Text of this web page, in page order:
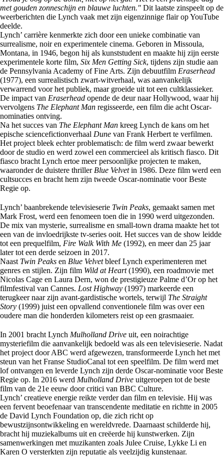
met gouden zonneschijn en blauwe luchten." Dit laatste zinspeelt op de
weerberichten die Lynch vaak met zijn eigenzinnige flair op YouTube
deelde.
Lynch’ carrière kenmerkte zich door een unieke combinatie van
surrealisme, noir en experimentele cinema. Geboren in Missoula,
Montana, in 1946, begon hij als kunststudent en maakte hij zijn eerste
experimentele korte film, Six Men Getting Sick, tijdens zijn studie aan
de Pennsylvania Academy of Fine Arts. Zijn debuutfilm Eraserhead
(1977), een surrealistisch zwart-witverhaal, was aanvankelijk
verwarrend voor het publiek, maar groeide uit tot een cultklassieker.
De impact van Eraserhead opende de deur naar Hollywood, waar hij
vervolgens The Elephant Man regisseerde, een film die acht Oscar-
nominaties ontving.
Na het succes van The Elephant Man kreeg Lynch de kans om het
epische sciencefictionverhaal Dune van Frank Herbert te verfilmen.
Het project bleek echter problematisch: de film werd zwaar bewerkt
door de studio en werd zowel een commercieel als kritisch fiasco. Dit
fiasco bracht Lynch ertoe meer persoonlijke projecten te maken,
waaronder de duistere thriller Blue Velvetin 1986. Deze film werd een
cultsucces en bracht hem zijn tweede Oscar-nominatie voor Beste
Regie op.
Lynch’ baanbrekende televisieserie Twin Peaks, gemaakt samen met
Mark Frost, werd een fenomeen toen die in 1990 werd uitgezonden.
De mix van mysterie, surrealisme en small-town drama maakte het tot
een van de invloedrijkste tv-series ooit. Het succes van de show leidde
tot een prequelfilm, Fire Walk With Me (1992), en meer dan 25 jaar
later tot een derde seizoen in 2017.
Naast Twin Peaks en Blue Velvetbleef Lynch experimenteren met
genres en stijlen. Zijn film Wild at Heart(1990), een roadmovie met
Nicolas Cage en Laura Dern, won de prestigieuze Palme d’Or op het
filmfestival van Cannes. Lost Highway (1997) markeerde een
terugkeer naar zijn avant-gardistische wortels, terwijl The Straight
Story (1999) juist een opvallend conventionele film was over een
oudere man die honderden kilometers reist op een grasmaaier.
In 2001 bracht Lynch Mulholland Drive uit, een noirachtige
mysteriefilm die aanvankelijk bedoeld was als een televisieserie. Nadat
het project door ABC werd afgewezen, transformeerde Lynch het met
steun van het Franse StudioCanal tot een speelfilm. De film werd met
lof ontvangen en leverde Lynch zijn derde Oscar-nominatie voor Beste
Regie op. In 2016 werd Mulholland Drive uitgeroepen tot de beste
film van de 21e eeuw door critici van BBC Culture.
Lynch’ creatieve energie reikte verder dan film en televisie. Hij was
een fervent beoefenaar van transcendente meditatie en richtte in 2005
de David Lynch Foundation op, die zich richt op
bewustzijnsontwikkeling en wereldvrede. Daarnaast schilderde hij,
bracht hij muziekalbums uit en creëerde hij kunstwerken. Zijn
samenwerkingen met muzikanten zoals Julee Cruise, Lykke Li en
Karen O versterkten zijn reputatie als veelzijdig kunstenaar.